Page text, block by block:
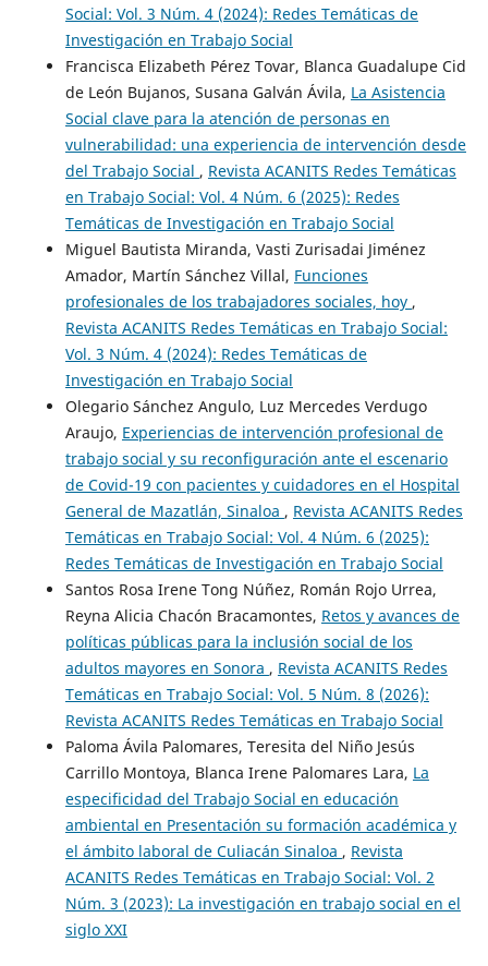
Social: Vol. 3 Núm. 4 (2024): Redes Temáticas de
Investigación en Trabajo Social
Francisca Elizabeth Pérez Tovar, Blanca Guadalupe Cid
de León Bujanos, Susana Galván Ávila, La Asistencia
Social clave para la atención de personas en
vulnerabilidad: una experiencia de intervención desde
del Trabajo Social , Revista ACANITS Redes Temáticas
en Trabajo Social: Vol. 4 Núm. 6 (2025): Redes
Temáticas de Investigación en Trabajo Social
Miguel Bautista Miranda, Vasti Zurisadai Jiménez
Amador, Martín Sánchez Villal, Funciones
profesionales de los trabajadores sociales, hoy ,
Revista ACANITS Redes Temáticas en Trabajo Social:
Vol. 3 Núm. 4 (2024): Redes Temáticas de
Investigación en Trabajo Social
Olegario Sánchez Angulo, Luz Mercedes Verdugo
Araujo, Experiencias de intervención profesional de
trabajo social y su reconfiguración ante el escenario
de Covid-19 con pacientes y cuidadores en el Hospital
General de Mazatlán, Sinaloa , Revista ACANITS Redes
Temáticas en Trabajo Social: Vol. 4 Núm. 6 (2025):
Redes Temáticas de Investigación en Trabajo Social
Santos Rosa Irene Tong Núñez, Román Rojo Urrea,
Reyna Alicia Chacón Bracamontes, Retos y avances de
políticas públicas para la inclusión social de los
adultos mayores en Sonora , Revista ACANITS Redes
Temáticas en Trabajo Social: Vol. 5 Núm. 8 (2026):
Revista ACANITS Redes Temáticas en Trabajo Social
Paloma Ávila Palomares, Teresita del Niño Jesús
Carrillo Montoya, Blanca Irene Palomares Lara, La
especificidad del Trabajo Social en educación
ambiental en Presentación su formación académica y
el ámbito laboral de Culiacán Sinaloa , Revista
ACANITS Redes Temáticas en Trabajo Social: Vol. 2
Núm. 3 (2023): La investigación en trabajo social en el
siglo XXI